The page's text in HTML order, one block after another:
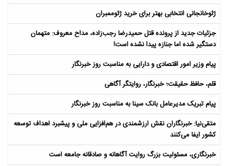
ژئوخانجانی انتخابی بهتر برای خرید ژئوممبران
جزئیات جدید از پرونده قتل حمیدرضا رجب‌زاده، مداح معروف: متهمان
دستگیر شده اما جنازه پیدا نشده است!
پیام وزیر امور اقتصادی و دارایی به مناسبت روز خبرنگار
قلم، حافظ حقیقت؛ خبرنگار، روایتگر آگاهی
پیام تبریک مدیرعامل بانک سینا به مناسبت روز خبرنگار
متقی‌نیا: خبرنگاران نقش ارزشمندی در هم‌افزایی ملی و پیشبرد اهداف توسعه
کشور ایفا می‌کنند
خبرنگاری، مسئولیت بزرگ روایت آگاهانه و صادقانه جامعه است